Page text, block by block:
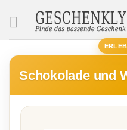
Schokolade und